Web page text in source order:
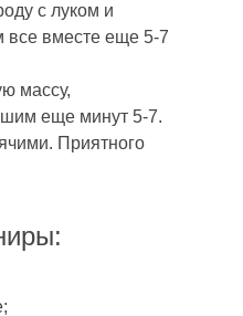
с луком и
вместе еще 5-7
массу,
еще минут 5-7.
Приятного